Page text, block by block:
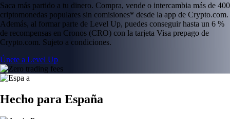
Saca más partido a tu dinero. Compra, vende o intercambia más de 400
criptomonedas populares sin comisiones* desde la app de Crypto.com.
Además, al formar parte de Level Up, puedes conseguir hasta un 6 %
de recompensas en Cronos (CRO) con la tarjeta Visa prepago de
Crypto.com. Sujeto a condiciones.
Únete a Level Up
Hecho para España